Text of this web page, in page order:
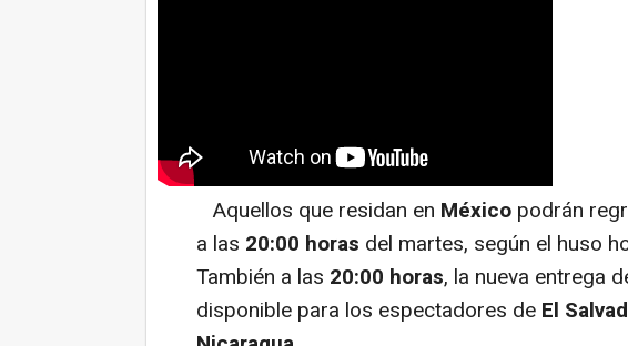
Aquellos que residan en México podrán
a las 20:00 horas del martes, según el huso
También a las 20:00 horas, la nueva entrega
disponible para los espectadores de El